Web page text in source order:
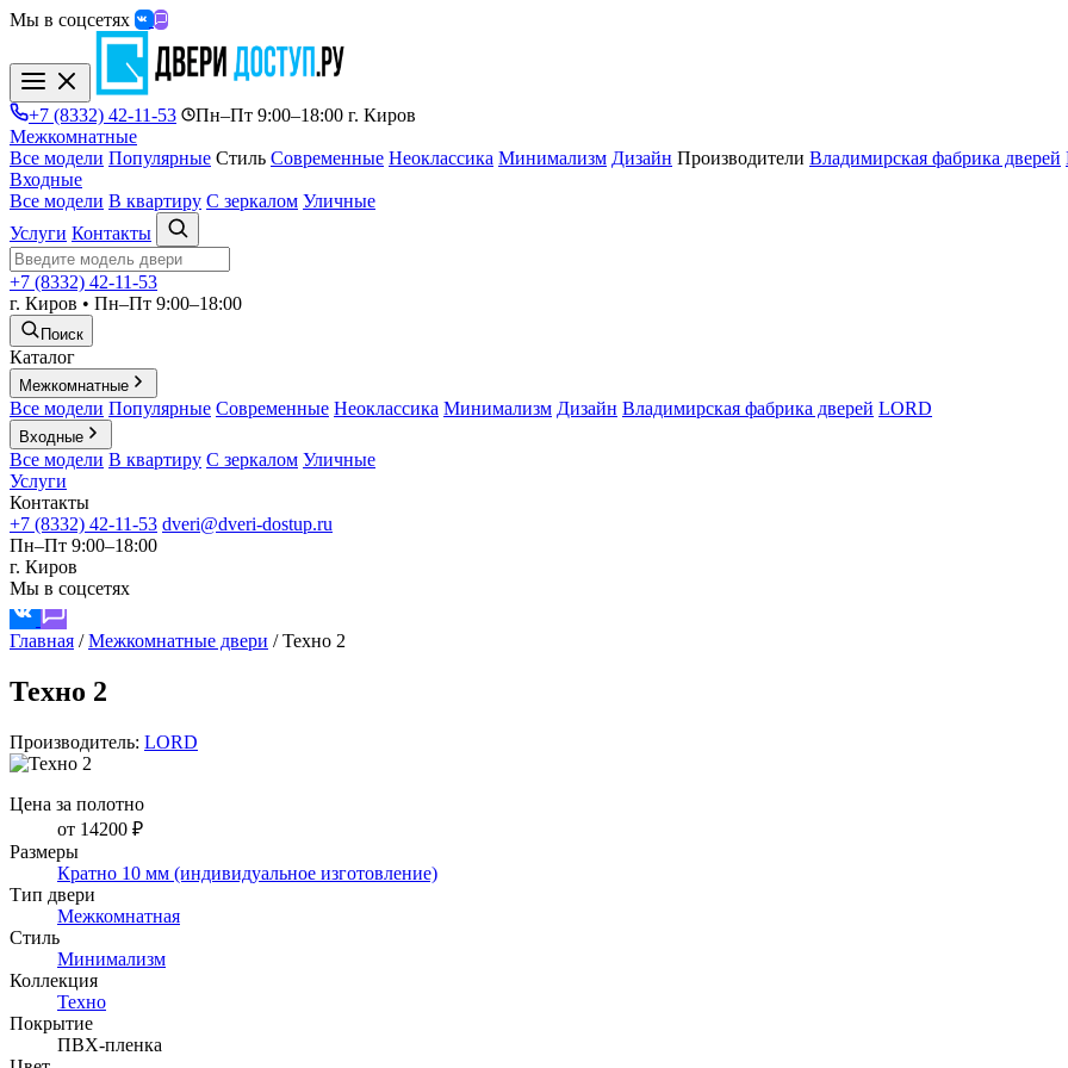
Мы в соцсетях
+7 (8332) 42-11-53
Пн–Пт 9:00–18:00 г. Киров
Межкомнатные
Все модели Популярные Стиль Современные Неоклассика Минимализм Дизайн Производители Владимирская фабрика дверей
Входные
Все модели В квартиру С зеркалом Уличные
Услуги Контакты
+7 (8332) 42-11-53
г. Киров • Пн–Пт 9:00–18:00
Поиск
Каталог
Межкомнатные
Все модели Популярные Современные Неоклассика Минимализм Дизайн Владимирская фабрика дверей LORD
Входные
Все модели В квартиру С зеркалом Уличные
Услуги
Контакты
+7 (8332) 42-11-53 dveri@dveri-dostup.ru
Пн–Пт 9:00–18:00
г. Киров
Мы в соцсетях
Главная / Межкомнатные двери / Техно 2
Техно 2
Производитель: LORD
Цена за полотно
от 14200 ₽
Размеры
Кратно 10 мм (индивидуальное изготовление)
Тип двери
Межкомнатная
Стиль
Минимализм
Коллекция
Техно
Покрытие
ПВХ-пленка